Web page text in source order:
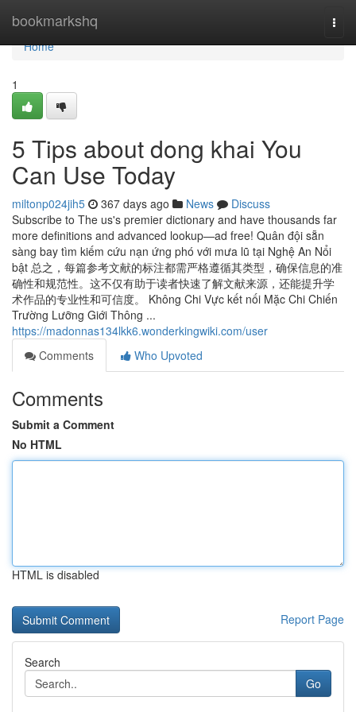
bookmarkshq
Home
Home
1
5 Tips about dong khai You
Can Use Today
miltonp024jih5 367 days ago News
Discuss
Subscribe to The us's premier dictionary and have thousands far
more definitions and advanced lookup—ad free! Quân đội sẵn
sàng bay tìm kiếm cứu nạn ứng phó với mưa lũ tại Nghệ An Nổi
bật 总之，每篇参考文献的标注都需严格遵循其类型，确保信息的准
确性和规范性。这不仅有助于读者快速了解文献来源，还能提升学
术作品的专业性和可信度。 Không Chi Vực kết nối Mặc Chi Chiến
Trường Lưỡng Giới Thông ...
https://madonnas134lkk6.wonderkingwiki.com/user
Comments
Who Upvoted
Comments
Submit a Comment
No HTML
HTML is disabled
Report Page
Search
Go